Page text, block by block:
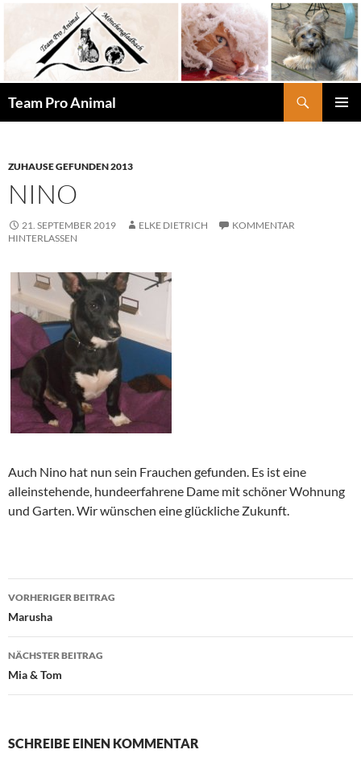
springen
Team Pro Animal
ZUHAUSE GEFUNDEN 2013
NINO
21. SEPTEMBER 2019 ELKE DIETRICH
KOMMENTAR
HINTERLASSEN
Auch Nino hat nun sein Frauchen gefunden. Es ist eine
alleinstehende, hundeerfahrene Dame mit schöner Wohnung
und Garten. Wir wünschen eine glückliche Zukunft.
Beitragsnavigation
VORHERIGER BEITRAG
Marusha
NÄCHSTER BEITRAG
Mia & Tom
SCHREIBE EINEN KOMMENTAR